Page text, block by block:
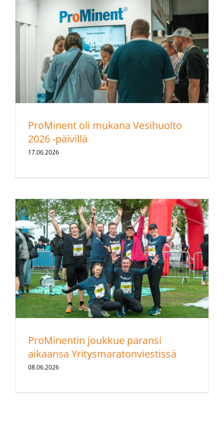
ProMinent oli mukana Vesihuolto
2026 -päivillä
17.06.2026
ProMinentin joukkue paransi
aikaansa Yritysmaratonviestissä
08.06.2026